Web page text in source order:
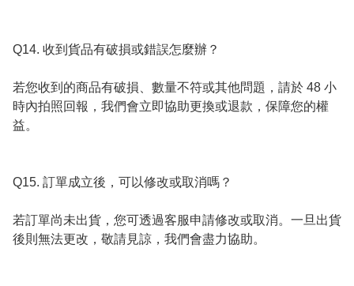
Q14. 收到貨品有破損或錯誤怎麼辦？
若您收到的商品有破損、數量不符或其他問題，請於 48 小
時內拍照回報，我們會立即協助更換或退款，保障您的權
益。
Q15. 訂單成立後，可以修改或取消嗎？
若訂單尚未出貨，您可透過客服申請修改或取消。一旦出貨
後則無法更改，敬請見諒，我們會盡力協助。